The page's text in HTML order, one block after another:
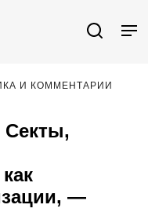
И КОММЕНТАРИИ
Секты,
—